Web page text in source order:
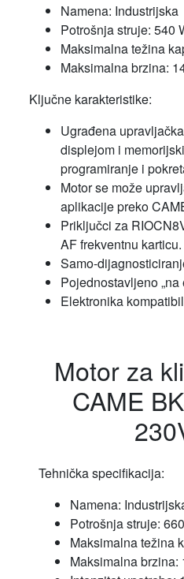
Namena: Industrijska
Potrošnja struje: 540
Maksimalna težina
Maksimalna brzina:
Ključne karakteristike:
Ugrađena
displejom i
programiranje i
Motor se može
aplikacije preko
Priključci za
AF frekventnu karticu.
Samo-
Pojednostavljeno
Elektronika
Motor za
CAME
Tehnička specifikacija:
Namena:
Potrošnja struje:
Maksimalna težina
Maksimalna brzina: